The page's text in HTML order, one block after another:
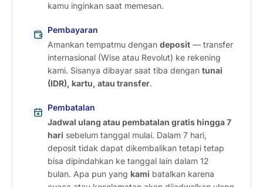
kamu inginkan saat memesan.
Pembayaran
Amankan tempatmu dengan deposit — transfer
internasional (Wise atau Revolut) ke rekening
kami. Sisanya dibayar saat tiba dengan tunai
(IDR), kartu, atau transfer.
Pembatalan
Jadwal ulang atau pembatalan gratis hingga 7
hari sebelum tanggal mulai. Dalam 7 hari,
deposit tidak dapat dikembalikan tetapi tetap
bisa dipindahkan ke tanggal lain dalam 12
bulan. Apa pun yang kami batalkan karena